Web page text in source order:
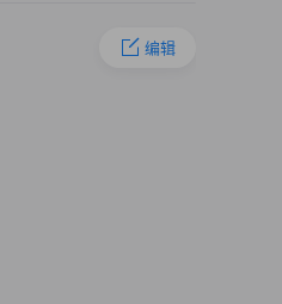
编辑